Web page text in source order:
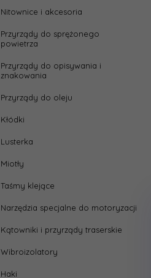
Nitownice i akcesoria
Przyrządy do sprężonego
powietrza
Przyrządy do opisywania i
znakowania
Przyrządy do oleju
Kłódki
Lusterka
Miotły
Taśmy klejące
Narzędzia specjalne do motoryzacji
Kątowniki i przyrządy traserskie
Wibroizolatory
Haki